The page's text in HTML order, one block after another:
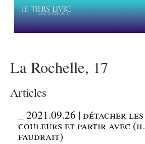
La Rochelle, 17
Articles
_2021.09.26 | détacher les
couleurs et partir avec (il
faudrait)